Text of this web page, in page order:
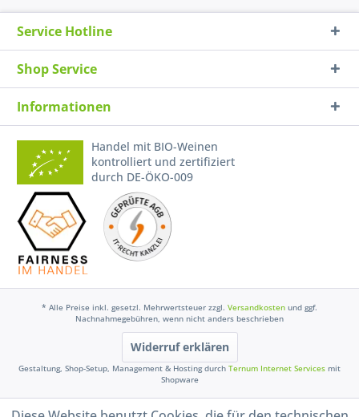
Service Hotline
Shop Service
Informationen
Handel mit BIO-Weinen
kontrolliert und zertifiziert
durch DE-ÖKO-009
* Alle Preise inkl. gesetzl. Mehrwertsteuer zzgl. Versandkosten und ggf.
Nachnahmegebühren, wenn nicht anders beschrieben
Widerruf erklären
Gestaltung, Shop-Setup, Management & Hosting durch Ternum Internet Services mit
Shopware